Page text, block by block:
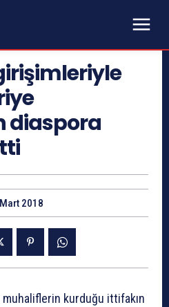
diaspora
2018
kurduğu ittifakın